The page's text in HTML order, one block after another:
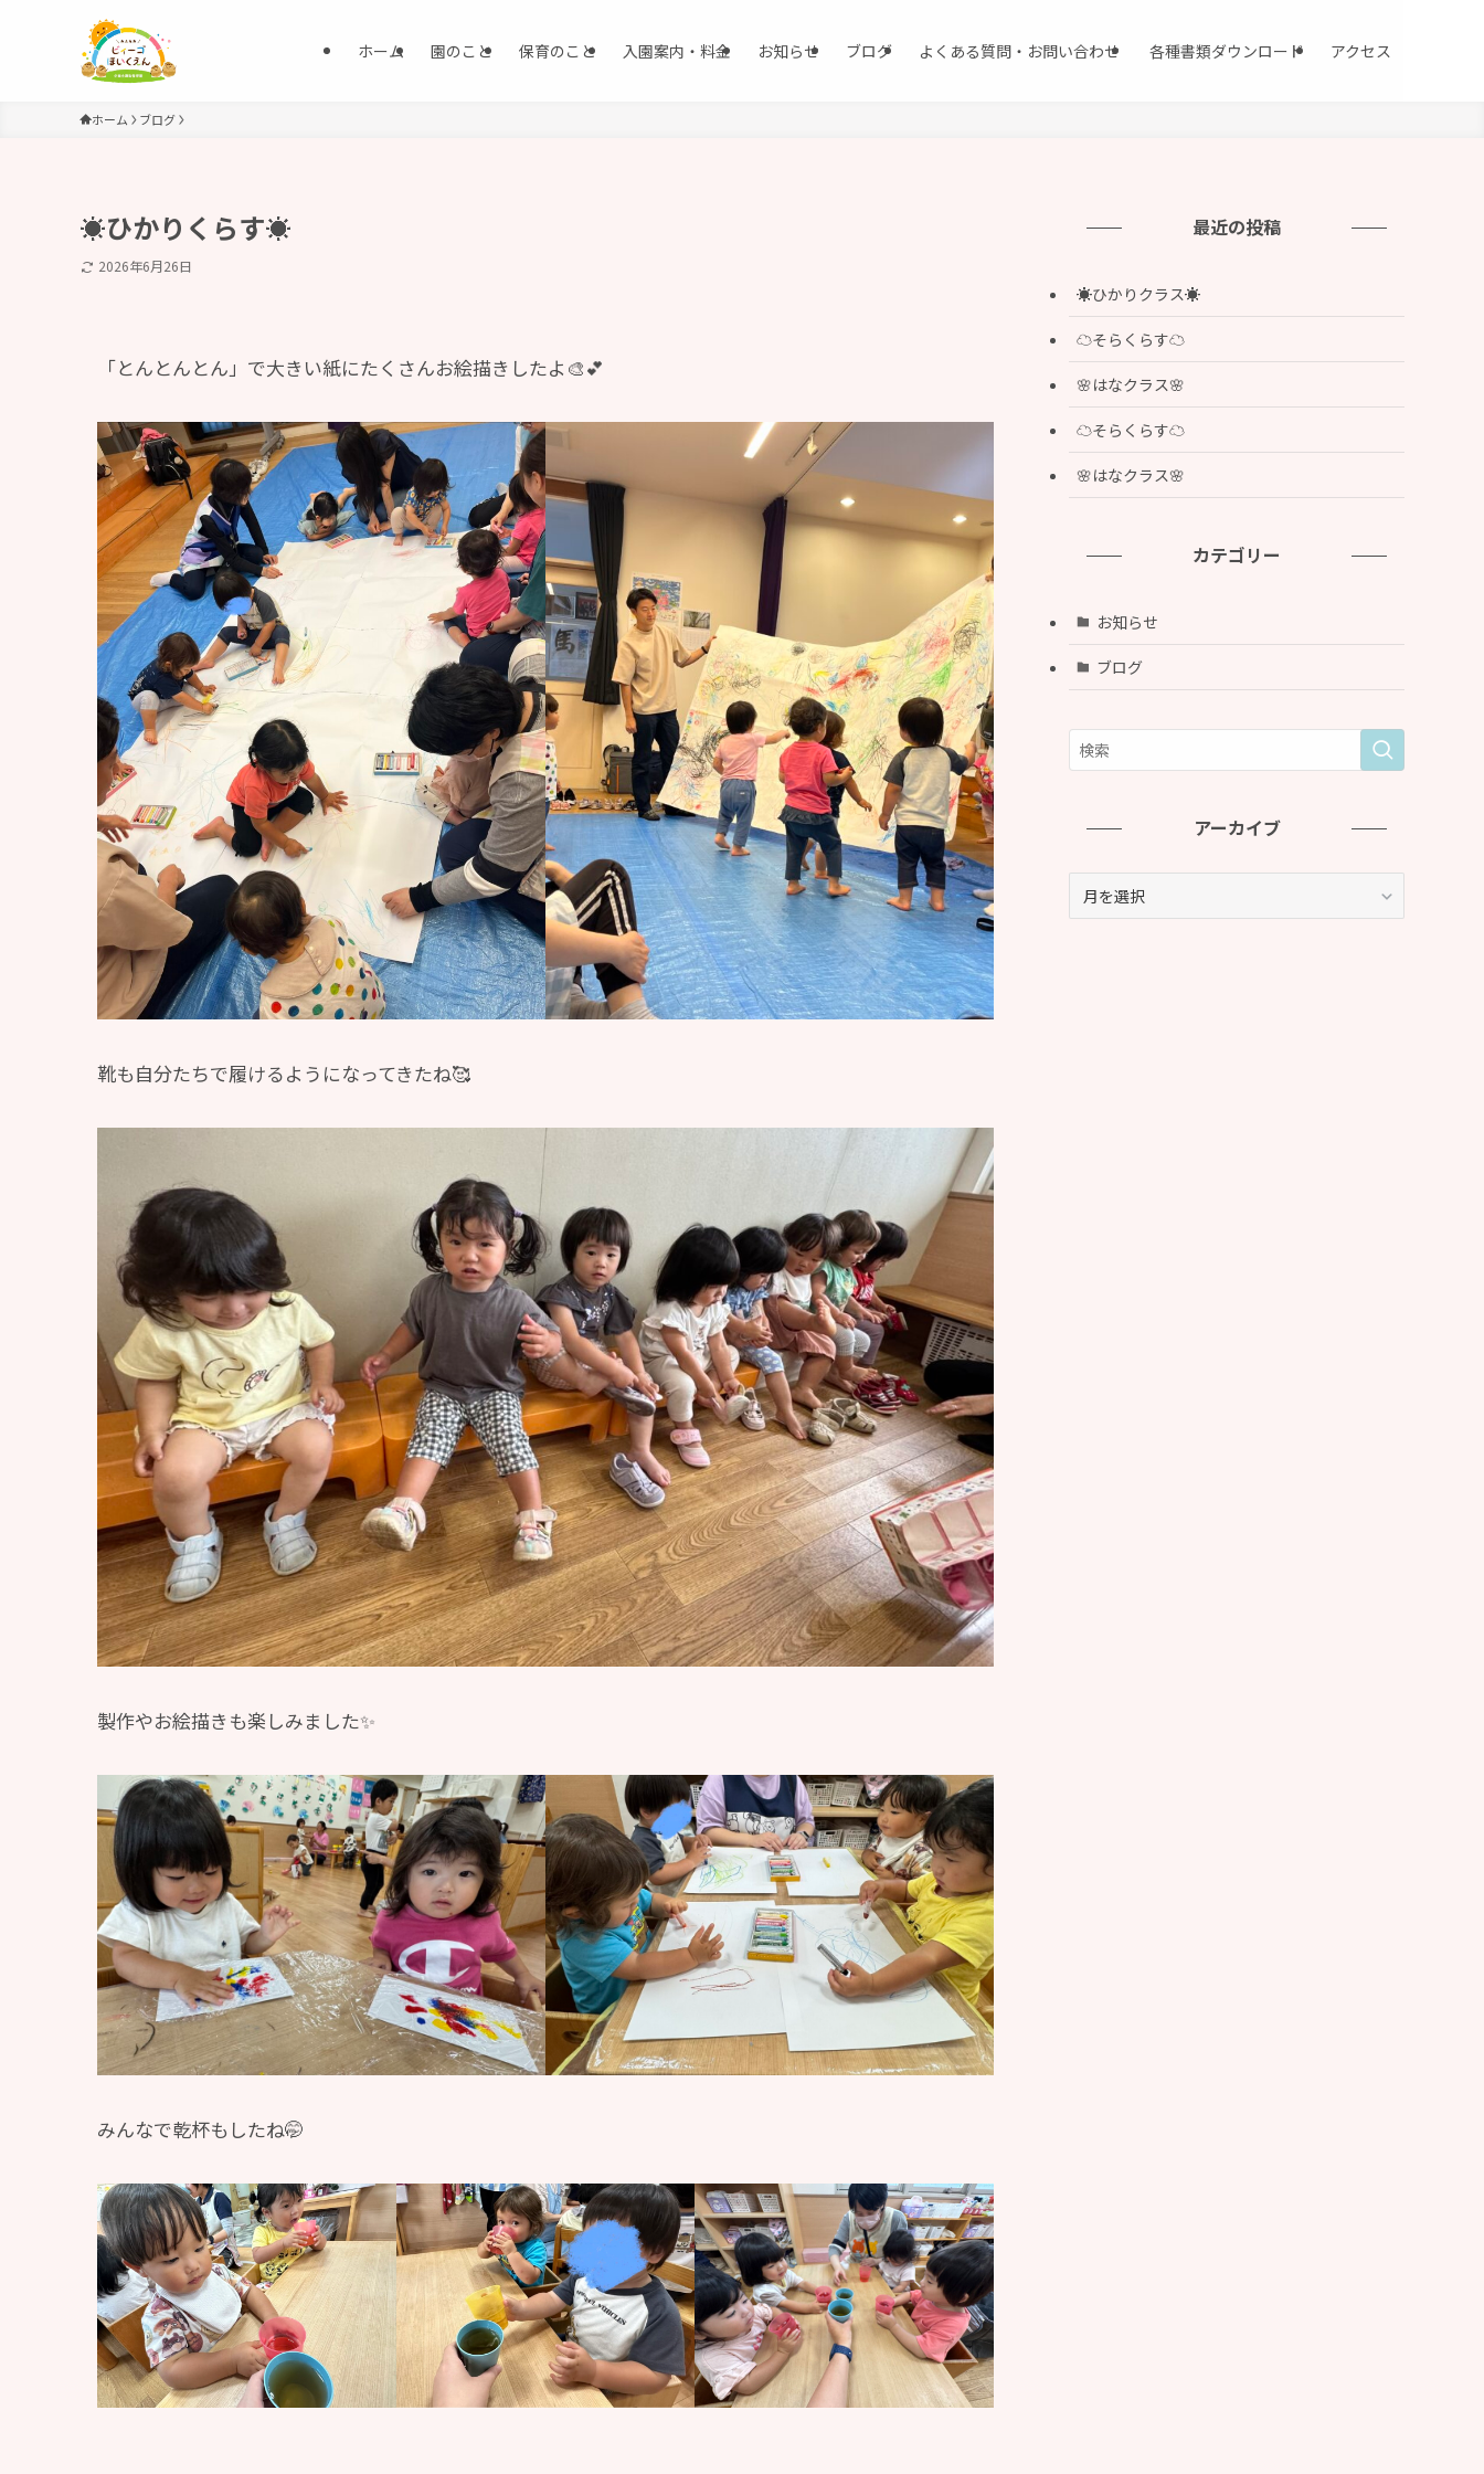
ホーム 園のこと 保育のこと 入園案内・料金 お知らせ ブログ よくある質問・お問い合わせ 各種書類ダウンロード アクセス
ホーム ブログ
☀️ひかりくらす☀️
2026年6月26日
「とんとんとん」で大きい紙にたくさんお絵描きしたよ🎨💕
靴も自分たちで履けるようになってきたね🥰
製作やお絵描きも楽しみました✨
みんなで乾杯もしたね🤭
最近の投稿
☀️ひかりクラス☀️
☁️そらくらす☁️
🌸はなクラス🌸
☁️そらくらす☁️
🌸はなクラス🌸
カテゴリー
お知らせ
ブログ
アーカイブ